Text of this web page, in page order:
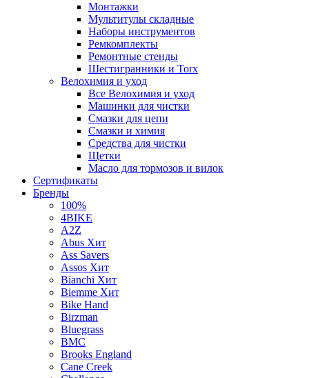
Монтажки
Мультитулы складные
Наборы инструментов
Ремкомплекты
Ремонтные стенды
Шестигранники и Torx
Велохимия и уход
Все Велохимия и уход
Машинки для чистки
Смазки для цепи
Смазки и химия
Средства для чистки
Щетки
Масло для тормозов и вилок
Сертификаты
Бренды
100%
4BIKE
A2Z
Abus Хит
Ass Savers
Assos Хит
Bianchi Хит
Biemme Хит
Bike Hand
Birzman
Bluegrass
BMC
Brooks England
Cane Creek